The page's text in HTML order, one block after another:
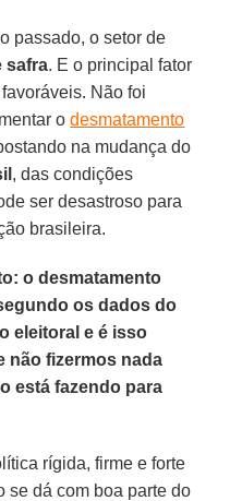
passado, o setor de
safra. E o principal fator
Não foi
odesmatamento
na mudança do
, das condições
ser desastroso para
brasileira.
o desmatamento
os dados do
eleitoral e é isso
não fizermos nada
está fazendo para
rígida, firme e forte
se dá com boa parte do